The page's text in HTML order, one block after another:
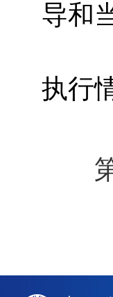
导和
省
执行
第
第